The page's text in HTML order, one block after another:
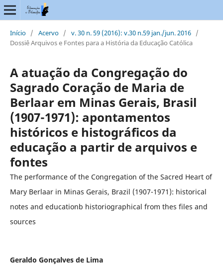
Início / Acervo / v. 30 n. 59 (2016): v.30 n.59 jan./jun. 2016 /
Dossiê Arquivos e Fontes para a História da Educação Católica
A atuação da Congregação do
Sagrado Coração de Maria de
Berlaar em Minas Gerais, Brasil
(1907-1971): apontamentos
históricos e histográficos da
educação a partir de arquivos e
fontes
The performance of the Congregation of the Sacred Heart of
Mary Berlaar in Minas Gerais, Brazil (1907-1971): historical
notes and educationb historiographical from thes files and
sources
Geraldo Gonçalves de Lima